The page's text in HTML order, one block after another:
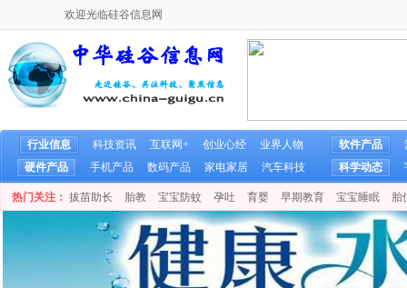
欢迎光临硅谷信息网
行业信息 科技资讯 互联网+ 创业心经
业界人物
硬件产品
手机产品 数码产品 家电家居 汽车科技
软件产品
科学动态
热门关注： 拔苗助长 胎教 宝宝防蚊 孕吐 育婴 早期教育 宝宝睡眠 胎